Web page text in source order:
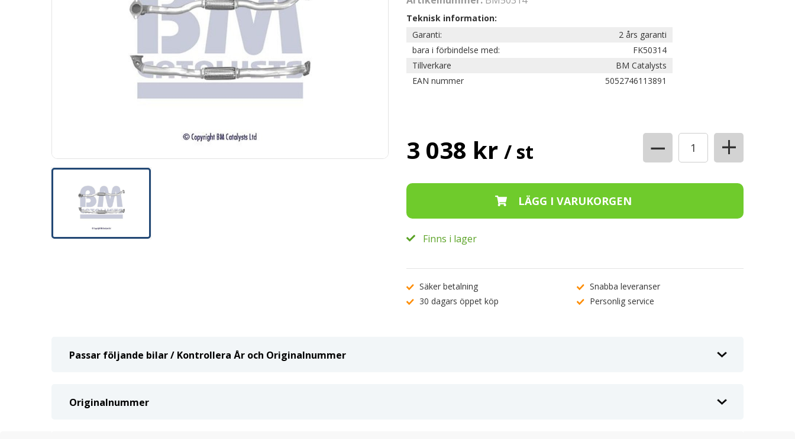
Teknisk information:
Garanti:
2 års garanti
bara i förbindelse med:
FK50314
Tillverkare
BM Catalysts
EAN nummer
5052746113891
3 038 kr / st − +
Finns i lager
Säker betalning
Snabba leveranser
30 dagars öppet köp
Personlig service
Passar följande bilar / Kontrollera År och Originalnummer
Originalnummer